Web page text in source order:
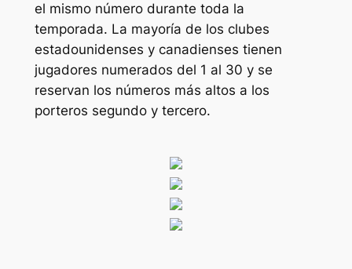
el mismo número durante toda la
temporada. La mayoría de los clubes
estadounidenses y canadienses tienen
jugadores numerados del 1 al 30 y se
reservan los números más altos a los
porteros segundo y tercero.